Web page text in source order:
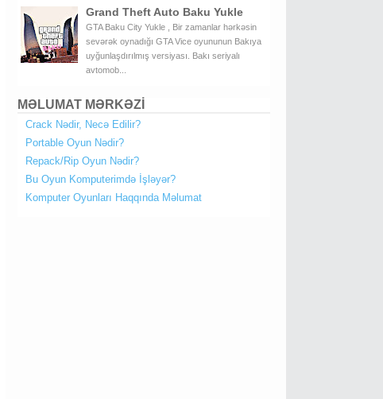
Grand Theft Auto Baku Yukle
GTA Baku City Yukle , Bir zamanlar hərkəsin
sevərək oynadığı GTA Vice oyununun Bakıya
uyğunlaşdırılmış versiyası. Bakı seriyalı
avtomob...
MƏLUMAT MƏRKƏZİ
Crack Nədir, Necə Edilir?
Portable Oyun Nədir?
Repack/Rip Oyun Nədir?
Bu Oyun Komputerimdə İşləyər?
Komputer Oyunları Haqqında Məlumat